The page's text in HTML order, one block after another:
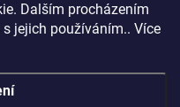
Dalším procházením
jejich používáním.. Více